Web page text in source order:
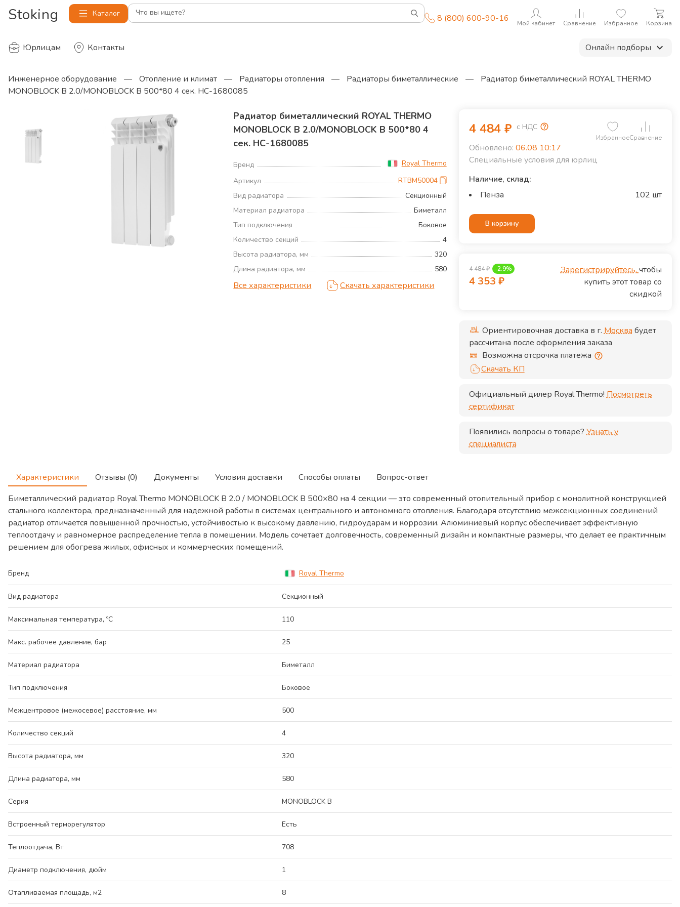
Stoking Каталог Что вы ищете? 8 (800) 600-90-16 Мой кабинет Сравнение Избранное Корзина
Юрлицам Контакты Онлайн подборы
Инженерное оборудование — Отопление и климат — Радиаторы отопления — Радиаторы биметаллические —
Радиатор биметаллический ROYAL THERMO
MONOBLOCK B 2.0/MONOBLOCK B 500*80 4 сек. НС-1680085
Радиатор биметаллический ROYAL THERMO
MONOBLOCK B 2.0/MONOBLOCK B 500*80 4
сек. НС-1680085
Бренд
Royal Thermo
Артикул
RTBM50004
Вид радиатора
Секционный
Материал радиатора
Биметалл
Тип подключения
Боковое
Количество секций
4
Высота радиатора, мм
320
Длина радиатора, мм
580
Все характеристики Скачать характеристики
4 484 ₽ с НДС
ИзбранноеСравнение
Обновлено: 06.08 10:17
Специальные условия для юрлиц
Наличие, склад:
Пенза
102 шт
В корзину
4 484₽ -2.9%
4 353 ₽
Зарегистрируйтесь,чтобы
купить этот товар со
скидкой
Ориентировочная доставка в г.Москва будет
рассчитана после оформления заказа
Возможна отсрочка платежа
Скачать КП
Официальный дилер Royal Thermo! Посмотреть
сертификат
Появились вопросы о товаре? Узнать у
специалиста
Характеристики Отзывы (0) Документы Условия доставки Способы оплаты
Вопрос-ответ
Биметаллический радиатор Royal Thermo MONOBLOCK B 2.0 / MONOBLOCK B 500×80 на 4 секции — это современный отопительный прибор с монолитной конструкцией
стального коллектора, предназначенный для надежной работы в системах центрального и автономного отопления. Благодаря отсутствию межсекционных соединений
радиатор отличается повышенной прочностью, устойчивостью к высокому давлению, гидроударам и коррозии. Алюминиевый корпус обеспечивает эффективную
теплоотдачу и равномерное распределение тепла в помещении. Модель сочетает долговечность, современный дизайн и компактные размеры, что делает ее практичным
решением для обогрева жилых, офисных и коммерческих помещений.
Бренд Royal Thermo
Вид радиатора Секционный
Максимальная температура, ºС 110
Макс. рабочее давление, бар 25
Материал радиатора Биметалл
Тип подключения Боковое
Межцентровое (межосевое) расстояние, мм 500
Количество секций 4
Высота радиатора, мм 320
Длина радиатора, мм 580
Серия MONOBLOCK B
Встроенный терморегулятор Есть
Теплоотдача, Вт 708
Диаметр подключения, дюйм 1
Отапливаемая площадь, м2 8